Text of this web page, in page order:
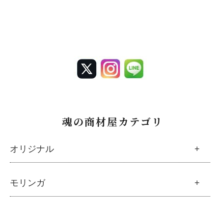
魂の商材屋カテゴリ
オリジナル
魂の商材屋オリジナル
├オリジナルスキンケア
モリンガ